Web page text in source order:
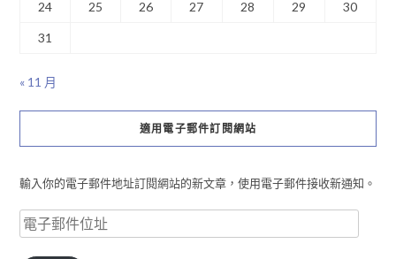
24 25 26 27 28 29 30
31
« 11 月
適用電子郵件訂閱網站
輸入你的電子郵件地址訂閱網站的新文章，使用電子郵件接收新通知。